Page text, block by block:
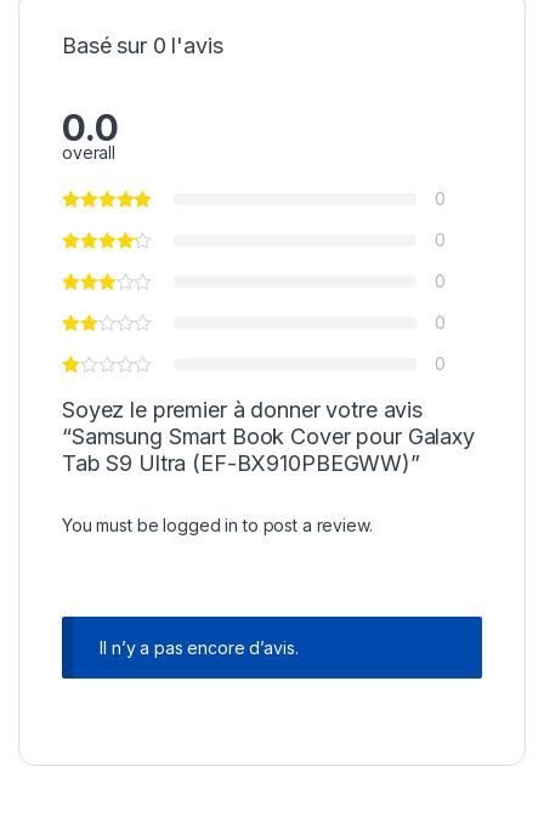
Basé sur 0 l'avis
0.0
overall
0
0
0
0
0
Soyez le premier à donner votre avis
“Samsung Smart Book Cover pour Galaxy
Tab S9 Ultra (EF-BX910PBEGWW)”
You must belogged in to post a review.
Il n’y a pas encore d’avis.